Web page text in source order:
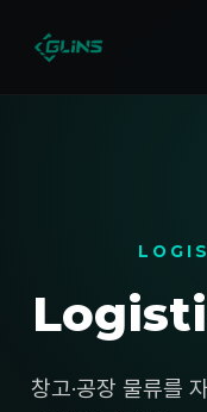
창고·공장 물류를